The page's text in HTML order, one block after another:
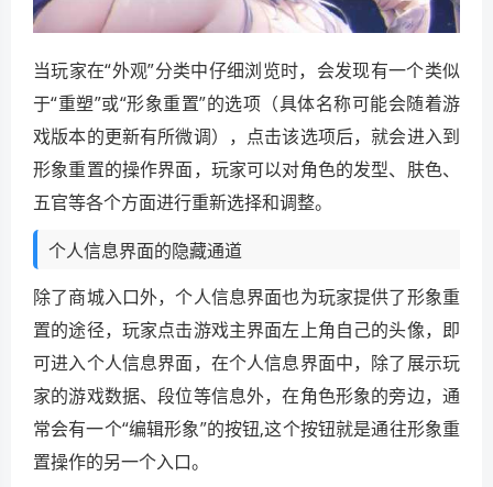
当玩家在“外观”分类中仔细浏览时，会发现有一个类似
于“重塑”或“形象重置”的选项（具体名称可能会随着游
戏版本的更新有所微调），点击该选项后，就会进入到
形象重置的操作界面，玩家可以对角色的发型、肤色、
五官等各个方面进行重新选择和调整。
个人信息界面的隐藏通道
除了商城入口外，个人信息界面也为玩家提供了形象重
置的途径，玩家点击游戏主界面左上角自己的头像，即
可进入个人信息界面，在个人信息界面中，除了展示玩
家的游戏数据、段位等信息外，在角色形象的旁边，通
常会有一个“编辑形象”的按钮,这个按钮就是通往形象重
置操作的另一个入口。